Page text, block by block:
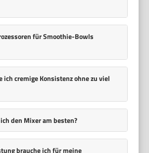
für Smoothie-Bowls
ich cremige Konsistenz ohne zu viel
den Mixer am besten?
brauche ich für meine